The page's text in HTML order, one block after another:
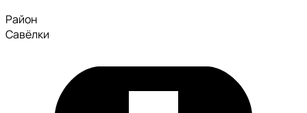
Район
Савёлки